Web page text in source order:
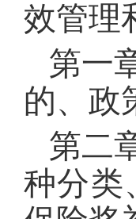
效管理
第一
的、政
第二
种分类